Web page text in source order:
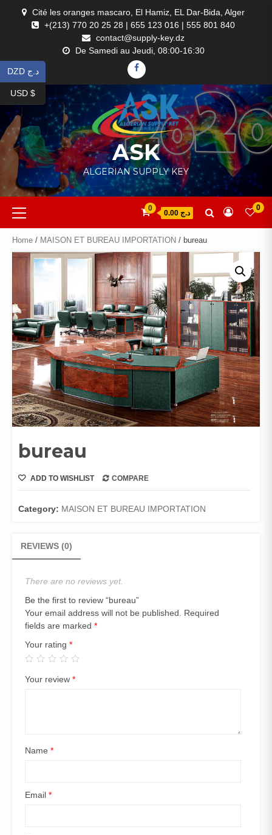
Cité les oranges mascaro, El Hamiz, EL Dar-Bida, Alger
+(213) 770 20 25 28 | 655 123 016 | 555 801 840
contact@supply-key.dz
De Samedi au Jeudi, 08:00-16:30
FACEBOOK
ASK
ALGERIAN SUPPLY KEY
Primary
Menu
0
د.ج 0.00
0
Home / MAISON ET BUREAU IMPORTATION / bureau
bureau
ADD TO WISHLIST COMPARE
Category: MAISON ET BUREAU IMPORTATION
REVIEWS (0)
There are no reviews yet.
Be the first to review “bureau”
Your email address will not be published.
Required
fields are marked *
Your rating *
Your review *
Name *
Email *
DZD د.ج
USD $